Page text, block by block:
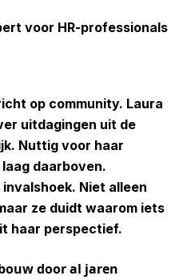
voor HR-professionals
op community. Laura
uitdagingen uit de
Nuttig voor haar
daarboven.
invalshoek. Niet alleen
ze duidt waarom iets
haar perspectief.
door al jaren